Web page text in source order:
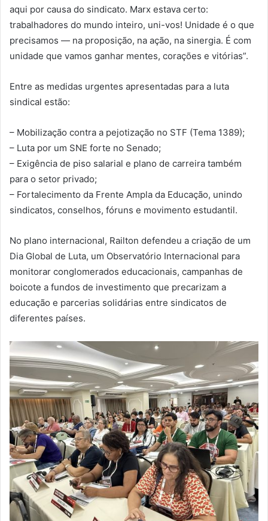
aqui por causa do sindicato. Marx estava certo:
trabalhadores do mundo inteiro, uni-vos! Unidade é o que
precisamos — na proposição, na ação, na sinergia. É com
unidade que vamos ganhar mentes, corações e vitórias”.
Entre as medidas urgentes apresentadas para a luta
sindical estão:
– Mobilização contra a pejotização no STF (Tema 1389);
– Luta por um SNE forte no Senado;
– Exigência de piso salarial e plano de carreira também
para o setor privado;
– Fortalecimento da Frente Ampla da Educação, unindo
sindicatos, conselhos, fóruns e movimento estudantil.
No plano internacional, Railton defendeu a criação de um
Dia Global de Luta, um Observatório Internacional para
monitorar conglomerados educacionais, campanhas de
boicote a fundos de investimento que precarizam a
educação e parcerias solidárias entre sindicatos de
diferentes países.